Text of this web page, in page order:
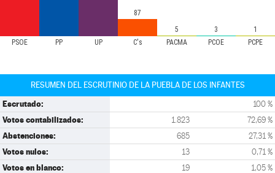
PSOE PP UP C's PACMA PCOE PCPE
87
5
3 1
RESUMEN DEL ESCRUTINIO DE LA PUEBLA DE LOS INFANTES
Escrutado: 100 %
Votos contabilizados: 1.823 72,69 %
Abstenciones: 685 27,31 %
Votos nulos: 13 0,71 %
Votos en blanco: 19 1,05 %